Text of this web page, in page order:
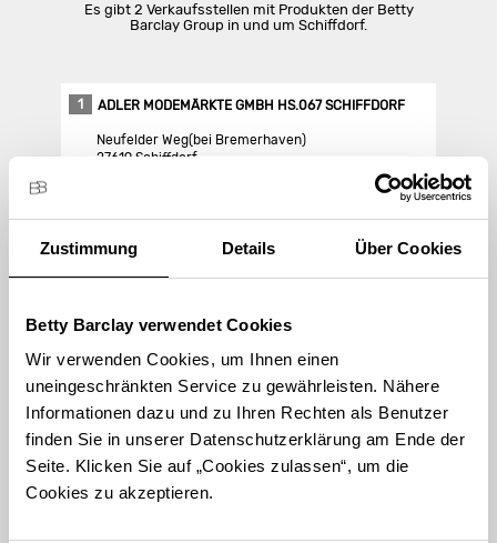
Zustimmung Details Über Cookies
Betty Barclay verwendet Cookies
Wir verwenden Cookies, um Ihnen einen
uneingeschränkten Service zu gewährleisten. Nähere
Informationen dazu und zu Ihren Rechten als Benutzer
finden Sie in unserer Datenschutzerklärung am Ende der
Seite. Klicken Sie auf „Cookies zulassen“, um die
Cookies zu akzeptieren.
Es gibt 2 Verkaufsstellen mit Produkten der Betty
Barclay Group in und um Schiffdorf.
1 ADLER MODEMÄRKTE GMBH HS.067 SCHIFFDORF
Neufelder Weg(bei Bremerhaven)
27619 Schiffdorf
Store Landing-Page
Route berechnen
STORE FINDEN